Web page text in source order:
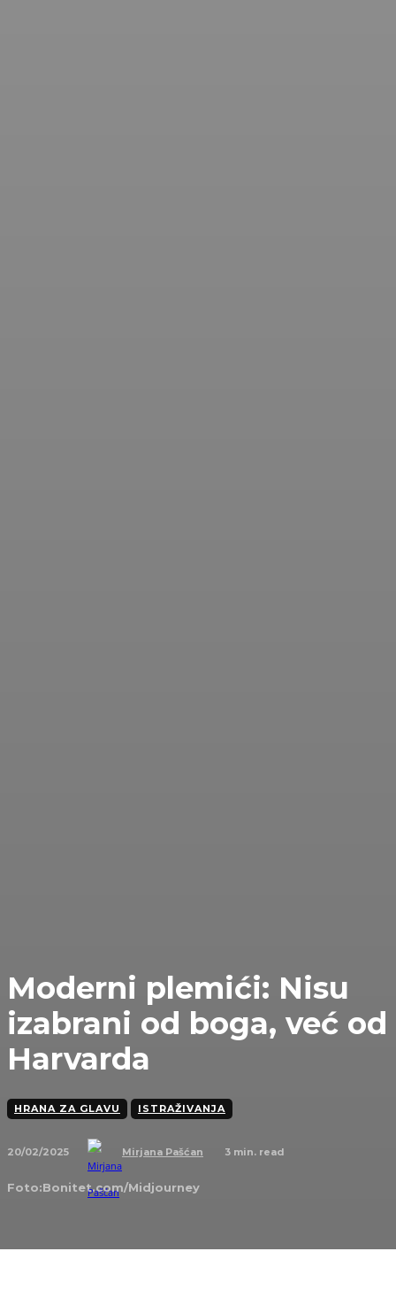
Moderni plemići: Nisu
izabrani od boga, već od
Harvarda
HRANA ZA GLAVU ISTRAŽIVANJA
20/02/2025 Mirjana Pašćan 3 min. read
Foto:Bonitet.com/Midjourney